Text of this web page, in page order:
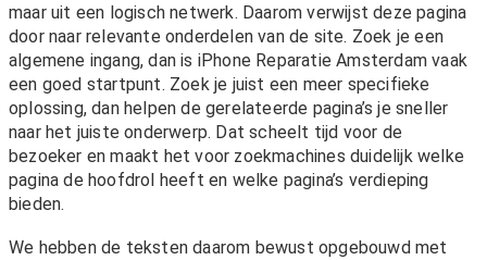
maar uit een logisch netwerk. Daarom verwijst deze pagina
door naar relevante onderdelen van de site. Zoek je een
algemene ingang, dan is iPhone Reparatie Amsterdam vaak
een goed startpunt. Zoek je juist een meer specifieke
oplossing, dan helpen de gerelateerde pagina’s je sneller
naar het juiste onderwerp. Dat scheelt tijd voor de
bezoeker en maakt het voor zoekmachines duidelijk welke
pagina de hoofdrol heeft en welke pagina’s verdieping
bieden.
We hebben de teksten daarom bewust opgebouwd met